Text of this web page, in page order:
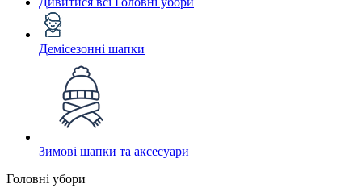
Демісезонні шапки
Зимові шапки та аксесуари
Головні убори